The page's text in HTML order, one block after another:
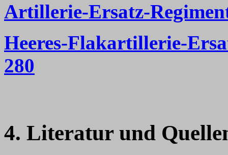
Artillerie-Ersatz-
Heeres-Flakartillerie-
280
4. Literatur und